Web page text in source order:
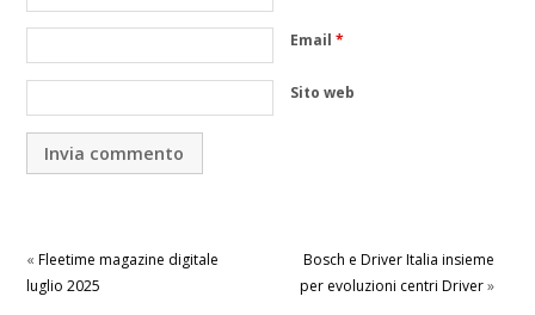
Email *
Sito web
« Fleetime magazine digitale
luglio 2025
Bosch e Driver Italia insieme
per evoluzioni centri Driver»